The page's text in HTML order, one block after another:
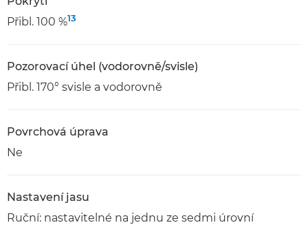
Přibl. 100 %13
Pozorovací úhel (vodorovně/svisle)
Přibl. 170° svisle a vodorovně
Povrchová úprava
Ne
Nastavení jasu
Ruční: nastavitelné na jednu ze sedmi úrovní